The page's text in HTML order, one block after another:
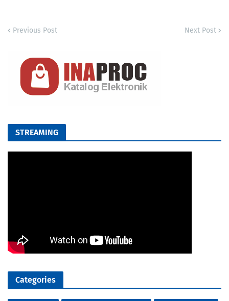
Previous Post Next Post
STREAMING
Categories